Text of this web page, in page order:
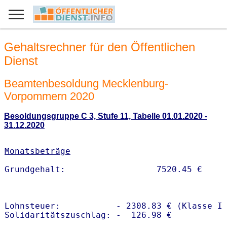
Gehaltsrechner für den Öffentlichen
Dienst
Beamtenbesoldung Mecklenburg-
Vorpommern 2020
Besoldungsgruppe C 3, Stufe 11, Tabelle 01.01.2020 -
31.12.2020
Monatsbeträge
Lohnsteuer:           - 2308.83 € (Klasse I)
Solidaritätszuschlag: -  126.98 €